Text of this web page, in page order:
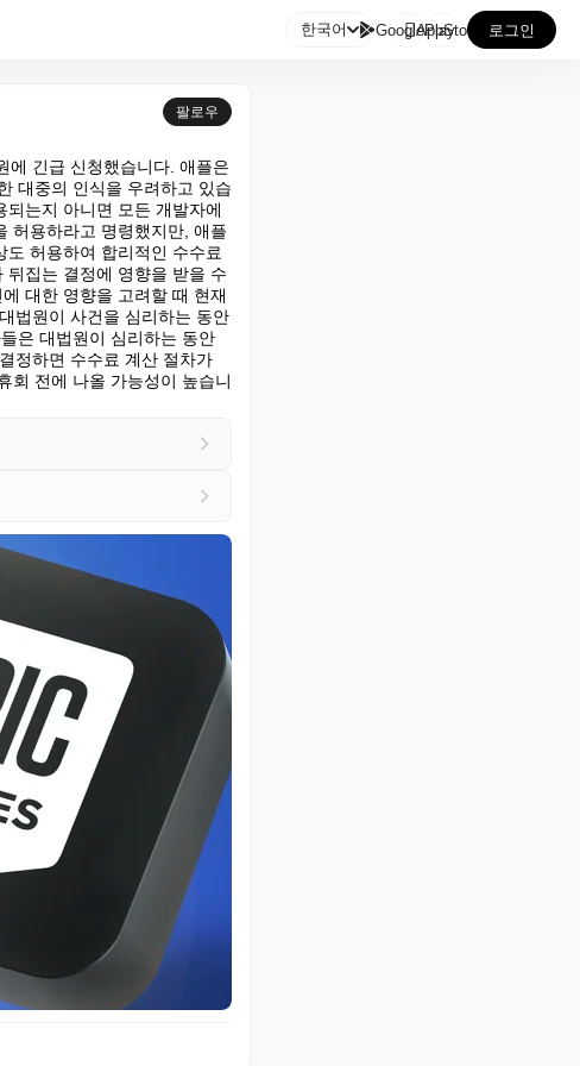
한국어 GooglePlay
AppStore 로그인
팔로우
에 긴급 신청했습니다. 애플은
대중의 인식을 우려하고 있습
는지 아니면 모든 개발자에
허용하라고 명령했지만, 애플
허용하여 합리적인 수수료
집는 결정에 영향을 받을 수
대한 영향을 고려할 때 현재
법원이 사건을 심리하는 동안
은 대법원이 심리하는 동안
정하면 수수료 계산 절차가
회 전에 나올 가능성이 높습니